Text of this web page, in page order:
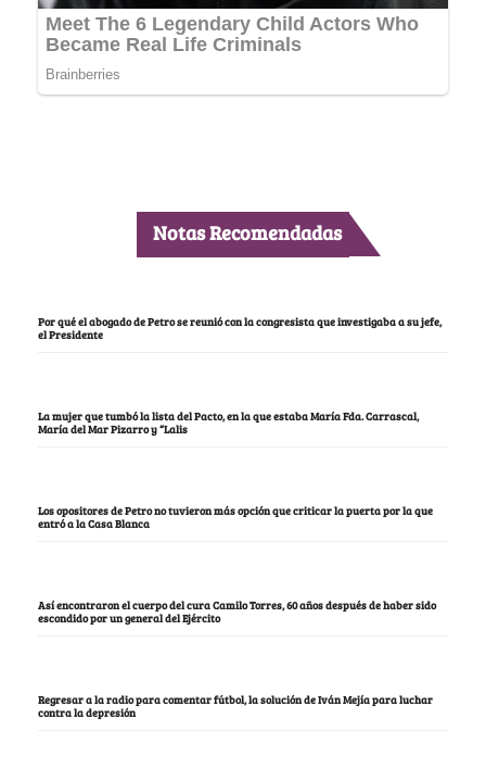
Notas Recomendadas
Por qué el abogado de Petro se reunió con la congresista que investigaba a su jefe,
el Presidente
La mujer que tumbó la lista del Pacto, en la que estaba María Fda. Carrascal,
María del Mar Pizarro y “Lalis
Los opositores de Petro no tuvieron más opción que criticar la puerta por la que
entró a la Casa Blanca
Así encontraron el cuerpo del cura Camilo Torres, 60 años después de haber sido
escondido por un general del Ejército
Regresar a la radio para comentar fútbol, la solución de Iván Mejía para luchar
contra la depresión